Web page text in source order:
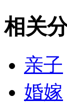
相关
亲子
婚嫁